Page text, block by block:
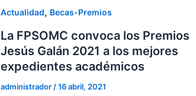
Actualidad, Becas-Premios
La FPSOMC convoca los Premios
Jesús Galán 2021 a los mejores
expedientes académicos
administrador /16 abril, 2021